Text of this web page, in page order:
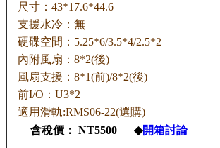
尺寸：43*17.6*44.6
支援水冷：無
硬碟空間：5.25*6/3.5*4/2.5*2
內附風扇：8*2(後)
風扇支援：8*1(前)/8*2(後)
前I/O：U3*2
適用滑軌:RMS06-22(選購)
含稅價： NT5500 ◆開箱討論